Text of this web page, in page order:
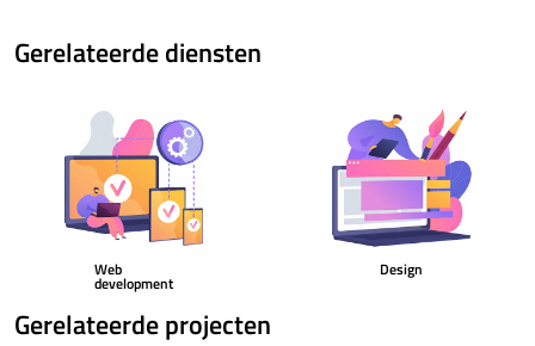
Gerelateerde diensten
Web
development
Design
Gerelateerde projecten